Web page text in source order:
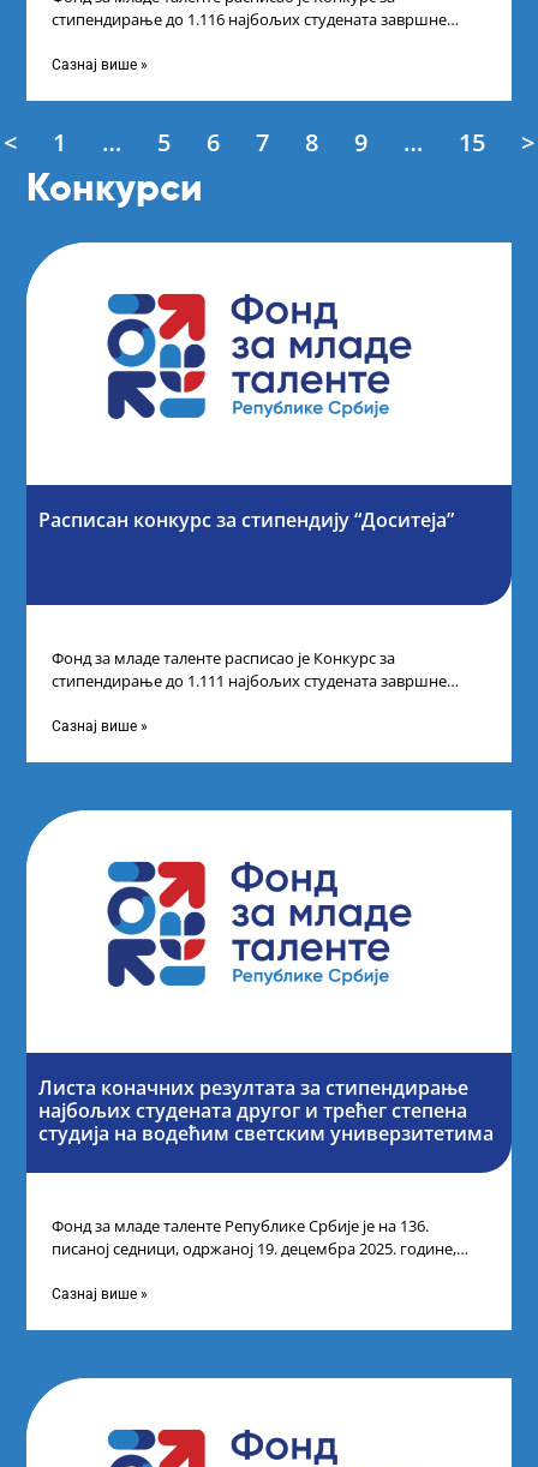
стипендирање до 1.116 најбољих студената завршне
Сазнај више »
< 1 … 5 6 7 8 9 … 15 >
Конкурси
Расписан конкурс за стипендију “Доситеја”
Фонд за младе таленте расписао је Конкурс за
стипендирање до 1.111 најбољих студената завршне
Сазнај више »
Листа коначних резултата за стипендирање
најбољих студената другог и трећег степена
студија на водећим светским универзитетима
Фонд за младе таленте Републике Србије је на 136.
писаној седници, одржаној 19. децембра 2025. године,
Сазнај више »